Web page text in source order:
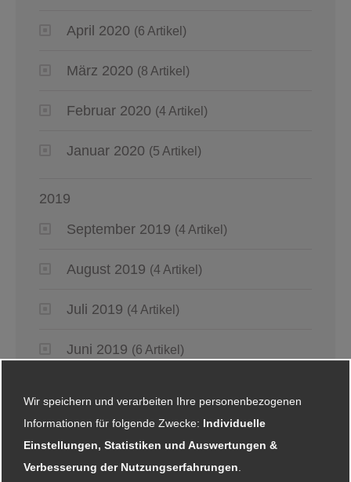
April 2020 (6 Artikel)
März 2020 (8 Artikel)
Februar 2020 (4 Artikel)
Januar 2020 (5 Artikel)
2019
September 2019 (4 Artikel)
August 2019 (4 Artikel)
Juli 2019 (4 Artikel)
Juni 2019 (6 Artikel)
April 2019 (4 Artikel)
März 2019 (6 Artikel)
Wir speichern und verarbeiten Ihre personenbezogenen
Informationen für folgende Zwecke: Individuelle
Einstellungen, Statistiken und Auswertungen &
Verbesserung der Nutzungserfahrungen